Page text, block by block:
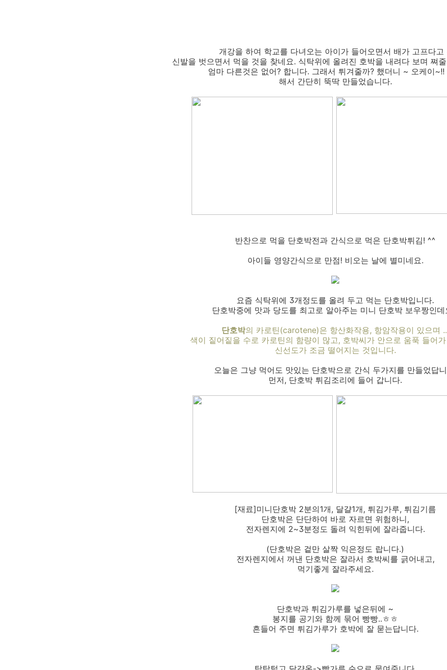
개강을 하여 학교를 다녀오는 아이가 들어오면서 배가 고프다고
신발을 벗으면서 먹을 것을 찾네요. 식탁위에 올려진 호박을 내려다 보며 쪄
엄마 다른것은 없어? 합니다. 그래서 튀겨줄까? 했더니 ~ 오케이~!!
해서 간단히 뚝딱 만들었습니다.
반찬으로 먹을 단호박전과 간식으로 먹은 단호박튀김! ^^
아이들 영양간식으로 만점! 비오는 날에 별미네요.
요즘 식탁위에 3개정도를 올려 두고 먹는 단호박입니다.
단호박중에 맛과 당도를 최고로 알아주는 미니 단호박 보우짱인데
단호박의 카로틴(carotene)은 항산화작용, 항암작용이 있으며
색이 짙어짙을 수로 카로틴의 함량이 많고, 호박씨가 안으로 움푹 들어
신선도가 조금 떨어지는 것입니다.
오늘은 그냥 먹어도 맛있는 단호박으로 간식 두가지를 만들었답
먼저, 단호박 튀김조리에 들어 갑니다.
[재료]미니단호박 2분의1개, 달걀1개, 튀김가루, 튀김기름
단호박은 단단하여 바로 자르면 위험하니,
전자렌지에 2~3분정도 돌려 익힌뒤에 잘라줍니다.
(단호박은 겉만 살짝 익은정도 랍니다.)
전자렌지에서 꺼낸 단호박은 잘라서 호박씨를 긁어내고,
먹기좋게 잘라주세요.
단호박과 튀김가루를 넣은뒤에 ~
봉지를 공기와 함께 묶어 빵빵..ㅎㅎ
흔들어 주면 튀김가루가 호박에 잘 묻는답니다.